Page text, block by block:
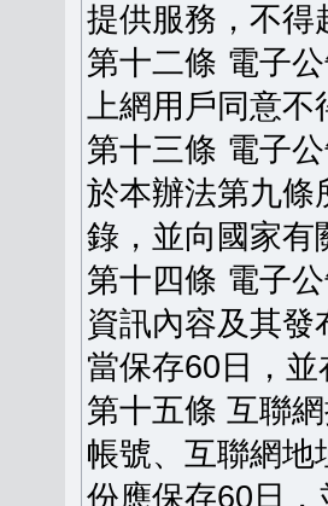
提供服務，不得
第十二條 電子
上網用戶同意不
第十三條 電子
於本辦法第九條
錄，並向國家有
第十四條 電子
資訊內容及其
當保存60日，
第十五條 互聯
帳號、互聯網地
份應保存60日